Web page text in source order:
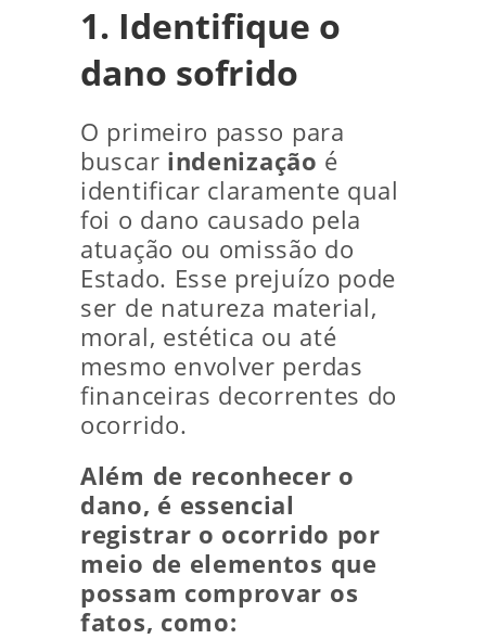
1. Identifique o
dano sofrido
O primeiro passo para
buscar indenização é
identificar claramente qual
foi o dano causado pela
atuação ou omissão do
Estado. Esse prejuízo pode
ser de natureza material,
moral, estética ou até
mesmo envolver perdas
financeiras decorrentes do
ocorrido.
Além de reconhecer o
dano, é essencial
registrar o ocorrido por
meio de elementos que
possam comprovar os
fatos, como: